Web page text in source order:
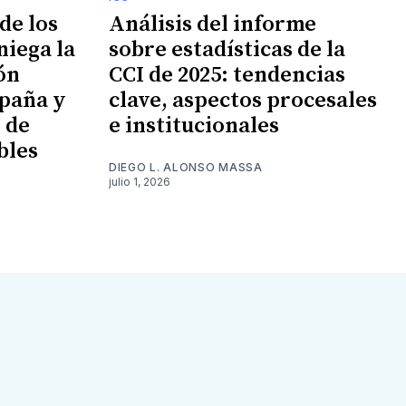
los
la
y
Análisis del informe
sobre estadísticas de la
CCI de 2025: tendencias
clave, aspectos procesales
e institucionales
DIEGO L. ALONSO MASSA
julio 1, 2026